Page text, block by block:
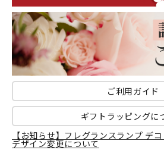
ご利用ガイド
ギフトラッピングに
【お知らせ】フレグランスランプ デ
デザイン変更について